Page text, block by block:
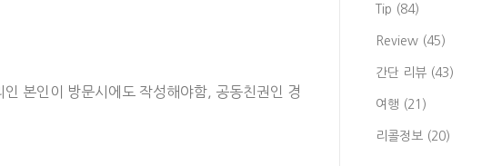
본인이 방문시에도 작성해야함, 공동친권인 경
Tip (84)
Review (45)
간단 리뷰 (43)
여행 (21)
리콜정보 (20)